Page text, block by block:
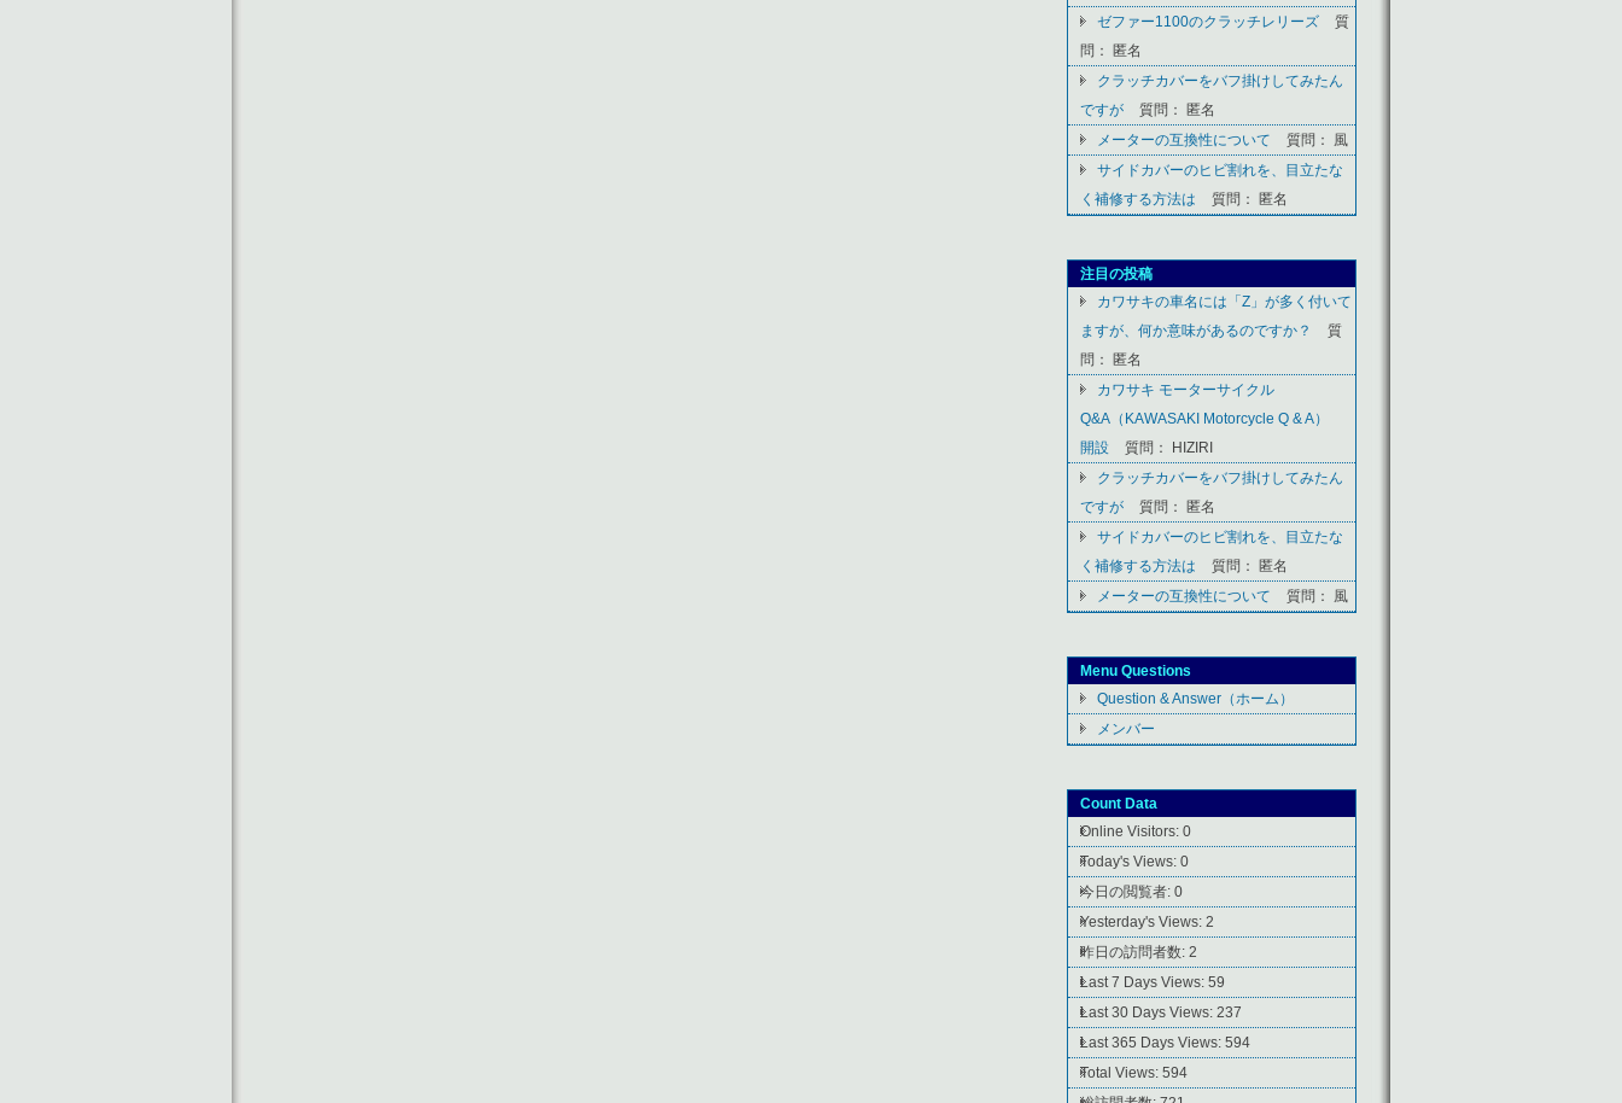
ゼファー1100のクラッチレリーズ
質
問： 匿名
クラッチカバーをバフ掛けしてみたん
ですが
質問： 匿名
メーターの互換性について
質問： 風
サイドカバーのヒビ割れを、目立たな
く補修する方法は
質問： 匿名
注目の投稿
カワサキの車名には「Z」が多く付いて
ますが、何か意味があるのですか？
質
問： 匿名
カワサキ モーターサイクル
Q&A（KAWASAKI Motorcycle Q & A）
開設
質問： HIZIRI
クラッチカバーをバフ掛けしてみたん
ですが
質問： 匿名
サイドカバーのヒビ割れを、目立たな
く補修する方法は
質問： 匿名
メーターの互換性について
質問： 風
Menu Questions
Question & Answer（ホーム）
メンバー
Count Data
Online Visitors: 0
Today's Views: 0
今日の閲覧者: 0
Yesterday's Views: 2
昨日の訪問者数: 2
Last 7 Days Views: 59
Last 30 Days Views: 237
Last 365 Days Views: 594
Total Views: 594